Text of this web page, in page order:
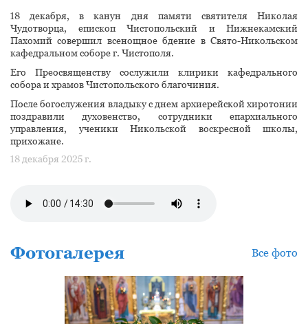
18 декабря, в канун дня памяти святителя Николая
Чудотворца, епископ Чистопольский и Нижнекамский
Пахомий совершил всенощное бдение в Свято-Никольском
кафедральном соборе г. Чистополя.
Его Преосвященству сослужили клирики кафедрального
собора и храмов Чистопольского благочиния.
После богослужения владыку с днем архиерейской хиротонии
поздравили духовенство, сотрудники епархиального
управления, ученики Никольской воскресной школы,
прихожане.
18 декабря 2025 г.
Фотогалерея Все фото